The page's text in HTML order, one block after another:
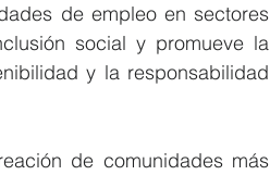
de empleo en sectores
social y promueve la
y la responsabilidad
de comunidades más